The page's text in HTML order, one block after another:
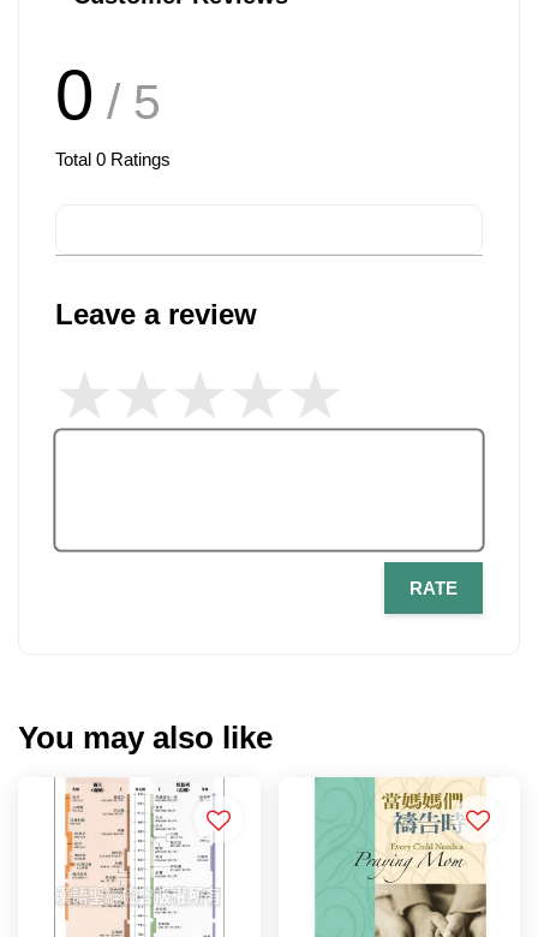
0 / 5
Total 0 Ratings
Leave a review
RATE
You may also like